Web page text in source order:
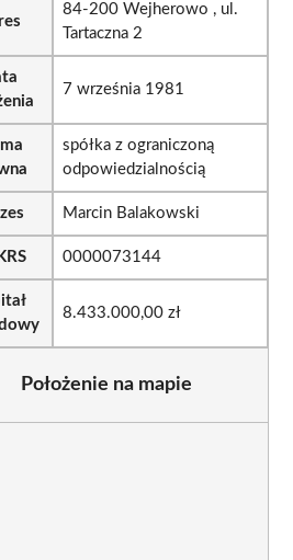
84-200 Wejherowo , ul.
Tartaczna 2
7 września 1981
spółka z ograniczoną
odpowiedzialnością
Marcin Balakowski
0000073144
8.433.000,00 zł
Położenie na mapie